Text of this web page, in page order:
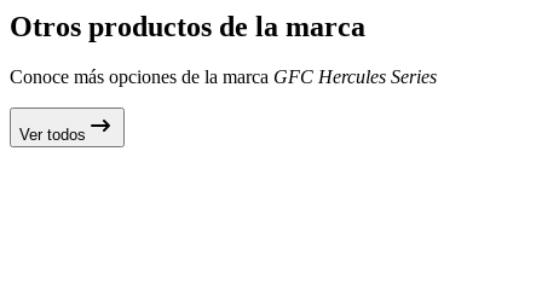
Otros productos de la marca
Conoce más opciones de la marca GFC Hercules Series
Ver todos